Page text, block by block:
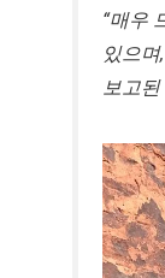
“매우
있으
보고된